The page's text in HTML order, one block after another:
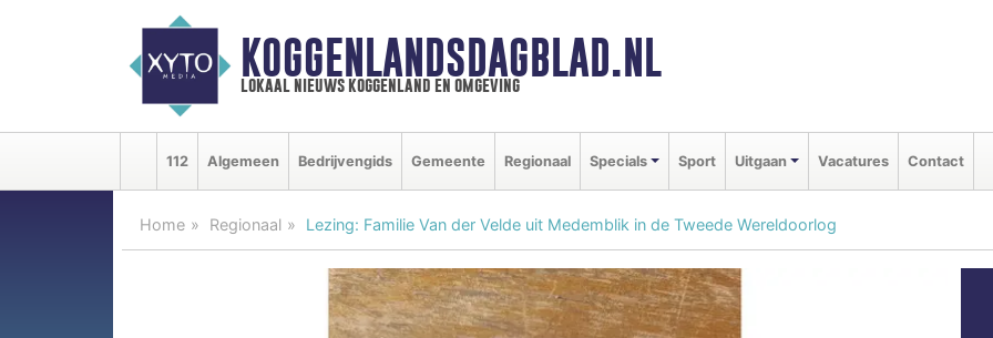
KOGGENLANDSDAGBLAD.NL
lokaal nieuws koggenland en omgeving
112 Algemeen Bedrijvengids Gemeente Regionaal Specials Sport Uitgaan Vacatures Contact
Home Regionaal Lezing: Familie Van der Velde uit Medemblik in de Tweede Wereldoorlog